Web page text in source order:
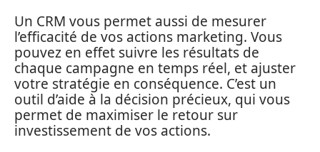
Un CRM vous permet aussi de mesurer
l’efficacité de vos actions marketing. Vous
pouvez en effet suivre les résultats de
chaque campagne en temps réel, et ajuster
votre stratégie en conséquence. C’est un
outil d’aide à la décision précieux, qui vous
permet de maximiser le retour sur
investissement de vos actions.